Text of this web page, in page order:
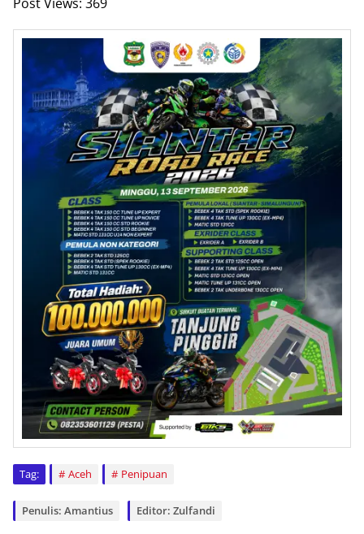
Tag: Aceh Penipuan
Penulis: Amantius Editor: Zulfandi